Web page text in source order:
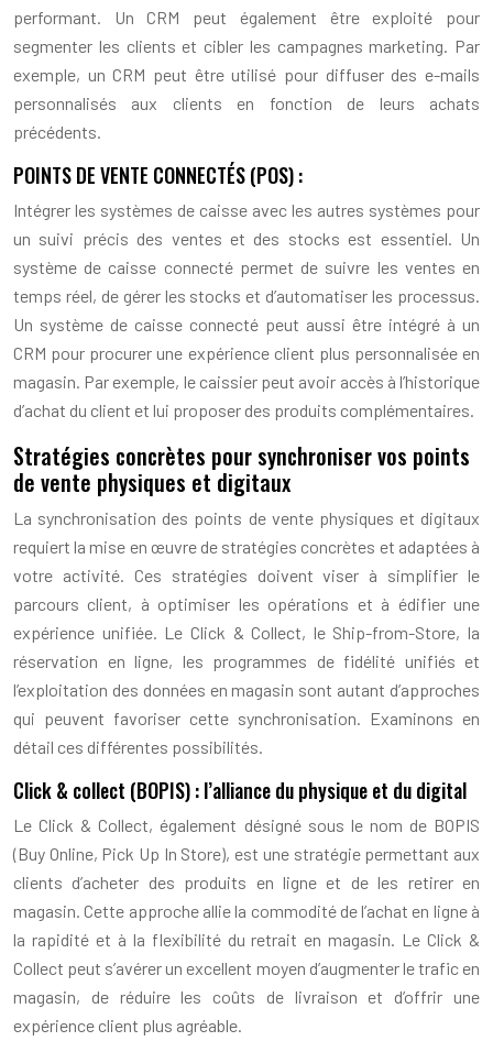
performant. Un CRM peut également être exploité pour
segmenter les clients et cibler les campagnes marketing. Par
exemple, un CRM peut être utilisé pour diffuser des e-mails
personnalisés aux clients en fonction de leurs achats
précédents.
POINTS DE VENTE CONNECTÉS (POS) :
Intégrer les systèmes de caisse avec les autres systèmes pour
un suivi précis des ventes et des stocks est essentiel. Un
système de caisse connecté permet de suivre les ventes en
temps réel, de gérer les stocks et d’automatiser les processus.
Un système de caisse connecté peut aussi être intégré à un
CRM pour procurer une expérience client plus personnalisée en
magasin. Par exemple, le caissier peut avoir accès à l’historique
d’achat du client et lui proposer des produits complémentaires.
Stratégies concrètes pour synchroniser vos points
de vente physiques et digitaux
La synchronisation des points de vente physiques et digitaux
requiert la mise en œuvre de stratégies concrètes et adaptées à
votre activité. Ces stratégies doivent viser à simplifier le
parcours client, à optimiser les opérations et à édifier une
expérience unifiée. Le Click & Collect, le Ship-from-Store, la
réservation en ligne, les programmes de fidélité unifiés et
l’exploitation des données en magasin sont autant d’approches
qui peuvent favoriser cette synchronisation. Examinons en
détail ces différentes possibilités.
Click & collect (BOPIS) : l’alliance du physique et du digital
Le Click & Collect, également désigné sous le nom de BOPIS
(Buy Online, Pick Up In Store), est une stratégie permettant aux
clients d’acheter des produits en ligne et de les retirer en
magasin. Cette approche allie la commodité de l’achat en ligne à
la rapidité et à la flexibilité du retrait en magasin. Le Click &
Collect peut s’avérer un excellent moyen d’augmenter le trafic en
magasin, de réduire les coûts de livraison et d’offrir une
expérience client plus agréable.